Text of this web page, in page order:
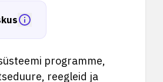
programme,
reegleid ja